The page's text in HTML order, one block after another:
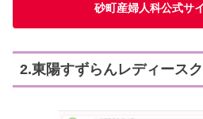
砂町産婦人科公式サ
2.東陽すずらんレディース